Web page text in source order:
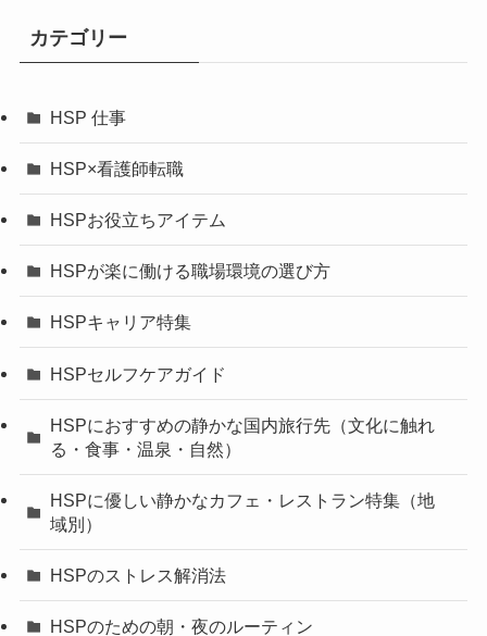
カテゴリー
HSP 仕事
HSP×看護師転職
HSPお役立ちアイテム
HSPが楽に働ける職場環境の選び方
HSPキャリア特集
HSPセルフケアガイド
HSPにおすすめの静かな国内旅行先（文化に触れ
る・食事・温泉・自然）
HSPに優しい静かなカフェ・レストラン特集（地
域別）
HSPのストレス解消法
HSPのための朝・夜のルーティン